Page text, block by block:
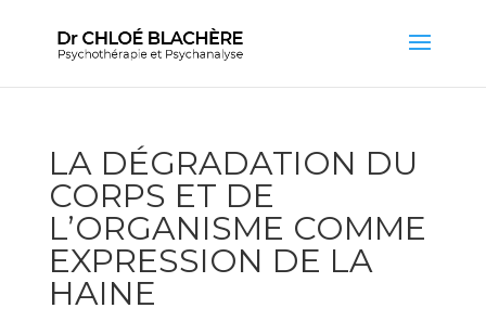
LA DÉGRADATION DU
CORPS ET DE
L’ORGANISME COMME
EXPRESSION DE LA
HAINE